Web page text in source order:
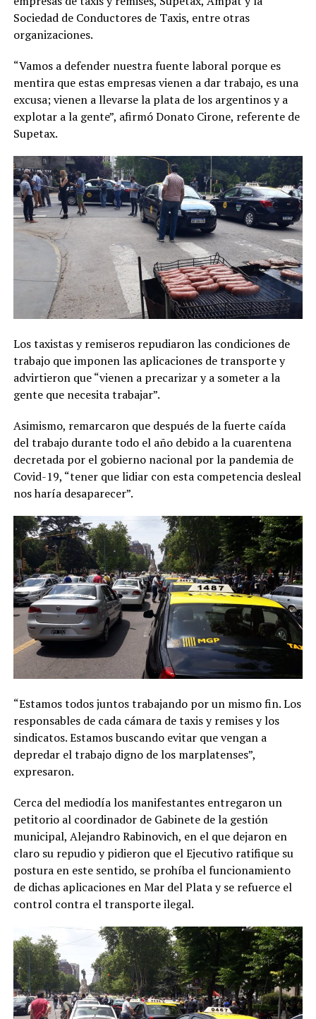
Sociedad de Conductores de Taxis, entre otras
organizaciones.
“Vamos a defender nuestra fuente laboral porque es
mentira que estas empresas vienen a dar trabajo, es una
excusa; vienen a llevarse la plata de los argentinos y a
explotar a la gente”, afirmó Donato Cirone, referente de
Supetax.
Los taxistas y remiseros repudiaron las condiciones de
trabajo que imponen las aplicaciones de transporte y
advirtieron que “vienen a precarizar y a someter a la
gente que necesita trabajar”.
Asimismo, remarcaron que después de la fuerte caída
del trabajo durante todo el año debido a la cuarentena
decretada por el gobierno nacional por la pandemia de
Covid-19, “tener que lidiar con esta competencia desleal
nos haría desaparecer”.
“Estamos todos juntos trabajando por un mismo fin. Los
responsables de cada cámara de taxis y remises y los
sindicatos. Estamos buscando evitar que vengan a
depredar el trabajo digno de los marplatenses”,
expresaron.
Cerca del mediodía los manifestantes entregaron un
petitorio al coordinador de Gabinete de la gestión
municipal, Alejandro Rabinovich, en el que dejaron en
claro su repudio y pidieron que el Ejecutivo ratifique su
postura en este sentido, se prohíba el funcionamiento
de dichas aplicaciones en Mar del Plata y se refuerce el
control contra el transporte ilegal.